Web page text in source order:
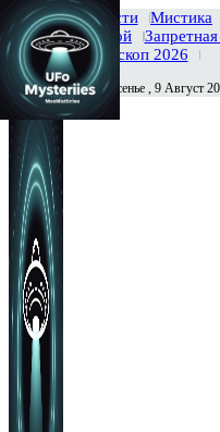
Главная Новости Мистика
Тайны вселенной
История
Гороскоп 2026
Сегодня Воскресенье , 9 Август